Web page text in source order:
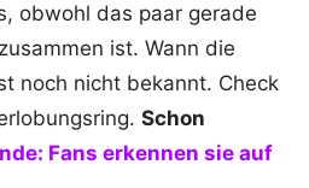
obwohl das paar gerade
ist. Wann die
noch nicht bekannt. Check
Schon
Fans erkennen sie auf